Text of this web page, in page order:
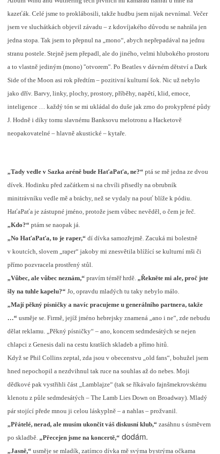
kazeťák. Celé jsme to proklábosili, takže hudbu jsem nijak nevnímal. Večer
jsem ve sluchátkách objevil závadu – z kdovíjakého důvodu se nahrála jen
jedna stopa. Tak jsem to přepnul na „mono“, abych nepřepadával na jednu
stranu postele. Stejně jsem přepadl, ale do jiného, velmi hlubokého prostoru
a to vlastně jediným (mono) "otvorem". Po Beatles v dávném dětství a Dark
Side of the Moon asi rok předtím – pozitivní kulturní šok. Nic už nebylo
jako dřív. Barvy, linky, plochy, prostory, příběhy, napětí, klid, emoce,
inteligence … každý tón se mi ukládal do duše jak zrno do prokypřené půdy
J. Hodně i díky tomu slavnému Banksovu melotronu a Hacketově
neopakovatelné – hlavně akustické – kytaře.
„Tady vedle v Sazka aréně bude HaťaPaťa, ne?“ ptá se mě jedna ze dvou
dívek. Hodinku před začátkem si na chvíli přisedly na obrubník
minitrávníku vedle mě a bráchy, než se vydaly na pouť blíže k pódiu.
HaťaPaťa je zástupné jméno, protože jsem vůbec nevěděl, o čem je řeč.
„Kdo?“ ptám se naopak já.
„No HaťaPaťa, to je raper,“ dí dívka samozřejmě. Zacuká mi bolestně
v koutcích, slovem „raper“ jakoby mi znesvětila blížící se kulturní mši či
přímo pozvracela prostřený stůl.
„Vůbec, ale vůbec neznám,“ pravím téměř hrdě. „Řekněte mi ale, proč jste
šly na tuhle kapelu?“ Jo, opravdu mladých tu taky nebylo málo.
„Mají pěkný písničky a navíc pracujeme u generálního partnera, takže
…“ usměje se. Firmě, jejíž jméno hebrejsky znamená „ano i ne“, zde nebudu
dělat reklamu. „Pěkný písničky“ – ano, koncem sedmdesátých se nejen
chlapci z Genesis dali na cestu kratších skladeb a přímo hitů.
Když se Phil Collins zeptal, zda jsou v obecenstvu „old fans“, bohužel jsem
hned nepochopil a nezdvihnul tak ruce na souhlas až do nebes. Moji
dědkové pak vystřihli část „Lamblajze“ (tak se říkávalo fajnšmekrovskému
klenotu z půle sedmdesátých – The Lamb Lies Down on Broadway). Mladý
pár stojící přede mnou ji celou láskyplně – a nahlas – prožvanil.
„Přátelé, nerad, ale musím ukončit váš diskusní klub,“ zasáhnu s úsměvem
po skladbě. „Přecejen jsme na koncertě,“ dodám.
„Jasně,“ usměje se mladík, zatímco dívka mě svýma bystrýma očkama